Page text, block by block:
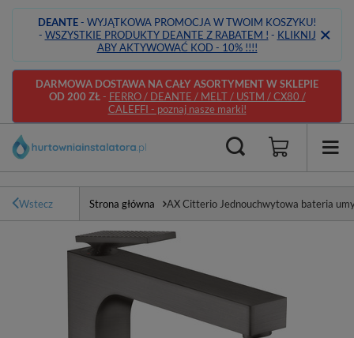
DEANTE- WYJĄTKOWA PROMOCJA W TWOIM KOSZYKU!
- WSZYSTKIE PRODUKTY DEANTE Z RABATEM ! - KLIKNIJ
ABY AKTYWOWAĆ KOD - 10% !!!!
DARMOWA DOSTAWA NA CAŁY ASORTYMENT W SKLEPIE
OD 200 ZŁ- FERRO / DEANTE / MELT / USTM / CX80 /
CALEFFI - poznaj nasze marki!
Wstecz Strona główna AX Citterio Jednouchwytowa bateria